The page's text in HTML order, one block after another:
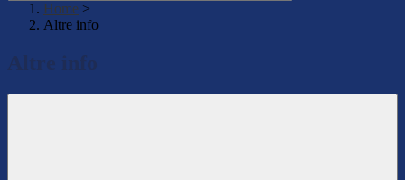
Home >
Altre info
Altre info